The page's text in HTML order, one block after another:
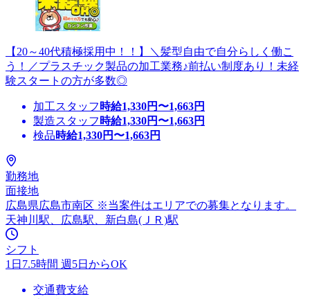
【20～40代積極採用中！！】＼髪型自由で自分らしく働こ
う！／プラスチック製品の加工業務♪前払い制度あり！未経
験スタートの方が多数◎
加工スタッフ 時給1,330円〜1,663円
製造スタッフ 時給1,330円〜1,663円
検品時給1,330円〜1,663円
勤務地
面接地
広島県広島市南区 ※当案件はエリアでの募集となります。
天神川駅、広島駅、新白島(ＪＲ)駅
シフト
1日7.5時間 週5日からOK
交通費支給